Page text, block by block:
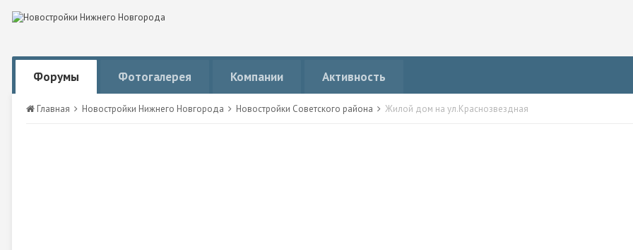
Форумы Фотогалерея Компании Активность
Главная Новостройки Нижнего Новгорода Новостройки Советского района Жилой дом на ул.Краснозвездная